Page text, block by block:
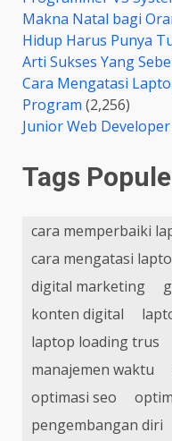
Makna Natal bagi
Hidup Harus Punya
Arti Sukses Yang
Cara Mengatasi
Program (2,256)
Junior Web Developer
Tags
cara memperbaiki
cara mengatasi
digital marketing
konten digital
laptop loading trus
manajemen waktu
optimasi seo
pengembangan diri